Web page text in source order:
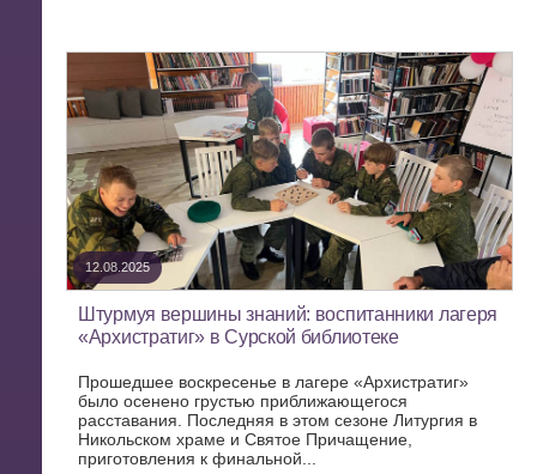
12.08.2025
Штурмуя вершины знаний: воспитанники лагеря
«Архистратиг» в Сурской библиотеке
Прошедшее воскресенье в лагере «Архистратиг»
было осенено грустью приближающегося
расставания. Последняя в этом сезоне Литургия в
Никольском храме и Святое Причащение,
приготовления к финальной...